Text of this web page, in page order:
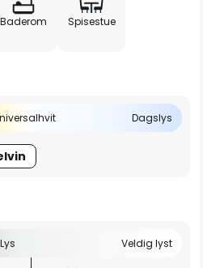
Baderom Spisestue
Dagslys
Lys Veldig lyst